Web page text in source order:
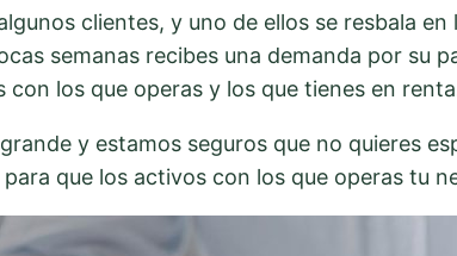
clientes, y uno de ellos se resbala
semanas recibes una demanda por su
los que operas y los que tienes en
y estamos seguros que no quieres
que los activos con los que operas tu